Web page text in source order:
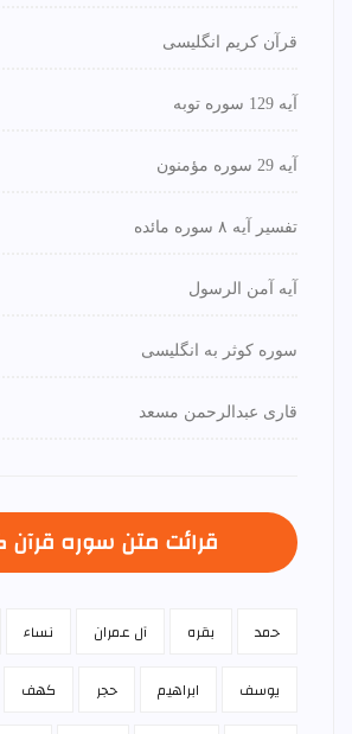
قرآن کریم انگلیسی
آیه 129 سوره توبه
آیه 29 سوره مؤمنون
تفسیر آیه ۸ سوره مائده
آیه آمن الرسول
سوره کوثر به انگلیسی
قاری عبدالرحمن مسعد
قرائت متن سوره قرآن
حمد بقره آل عمران نساء
يوسف ابراهيم حجر كهف